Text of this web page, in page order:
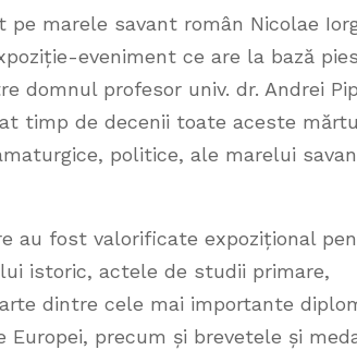
pe marele savant român Nicolae
eveniment ce are la bază
domnul profesor univ. dr. Andrei
timp de decenii toate aceste
politice, ale marelui
au fost valorificate expozițional
istoric, actele de studii primare,
dintre cele mai importante
precum și brevetele și